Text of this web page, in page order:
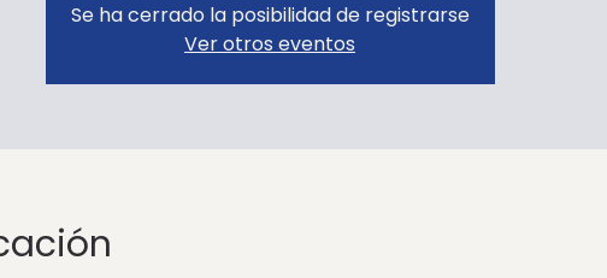
Se ha cerrado la posibilidad de registrarse
Ver otros eventos